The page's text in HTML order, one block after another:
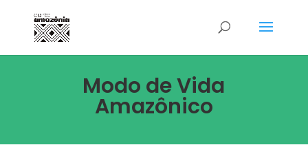
Modo de Vida
Amazônico